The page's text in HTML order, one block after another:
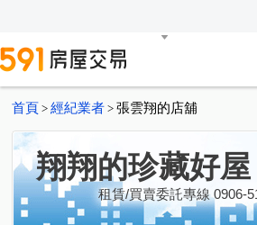
首頁 > 經紀業者 > 張雲翔的店舖
翔翔的珍藏好屋
租賃/買賣委託專線 0906-